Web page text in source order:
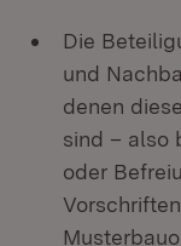
Die
und
denen
sind – also
oder